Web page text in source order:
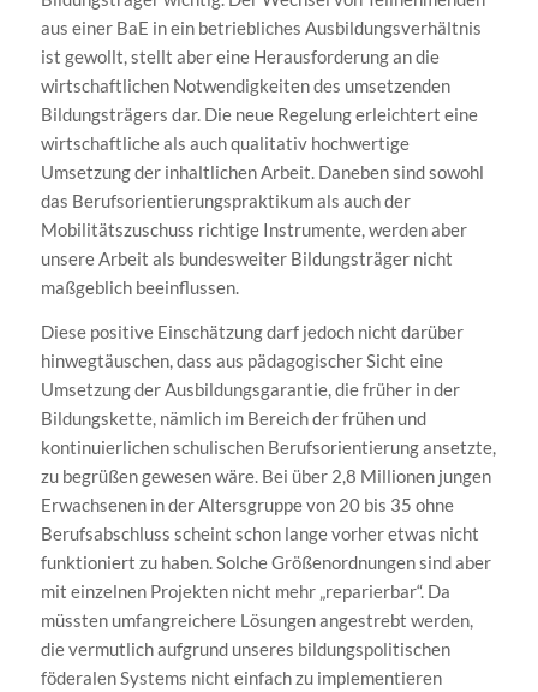
aus einer BaE in ein betriebliches Ausbildungsverhältnis
ist gewollt, stellt aber eine Herausforderung an die
wirtschaftlichen Notwendigkeiten des umsetzenden
Bildungsträgers dar. Die neue Regelung erleichtert eine
wirtschaftliche als auch qualitativ hochwertige
Umsetzung der inhaltlichen Arbeit. Daneben sind sowohl
das Berufsorientierungspraktikum als auch der
Mobilitätszuschuss richtige Instrumente, werden aber
unsere Arbeit als bundesweiter Bildungsträger nicht
maßgeblich beeinflussen.
Diese positive Einschätzung darf jedoch nicht darüber
hinwegtäuschen, dass aus pädagogischer Sicht eine
Umsetzung der Ausbildungsgarantie, die früher in der
Bildungskette, nämlich im Bereich der frühen und
kontinuierlichen schulischen Berufsorientierung ansetzte,
zu begrüßen gewesen wäre. Bei über 2,8 Millionen jungen
Erwachsenen in der Altersgruppe von 20 bis 35 ohne
Berufsabschluss scheint schon lange vorher etwas nicht
funktioniert zu haben. Solche Größenordnungen sind aber
mit einzelnen Projekten nicht mehr „reparierbar“. Da
müssten umfangreichere Lösungen angestrebt werden,
die vermutlich aufgrund unseres bildungspolitischen
föderalen Systems nicht einfach zu implementieren